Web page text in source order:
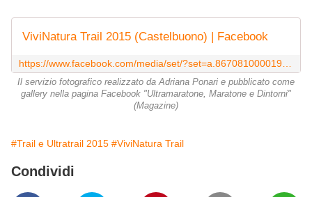
ViviNatura Trail 2015 (Castelbuono) | Facebook
Il servizio fotografico realizzato da Adriana Ponari e pubblicato come
gallery nella pagina Facebook "Ultramaratone, Maratone e Dintorni"
(Magazine)
#Trail e Ultratrail 2015 #ViviNatura Trail
Condividi